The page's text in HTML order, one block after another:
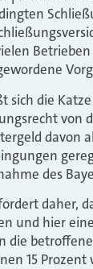
sich die
von
davon
des
daher,
und hier
die
15